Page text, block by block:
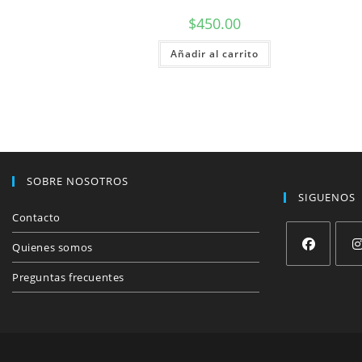
$450.00
Añadir al carrito
SOBRE NOSOTROS
Contacto
Quienes somos
Preguntas frecuentes
SIGUENOS